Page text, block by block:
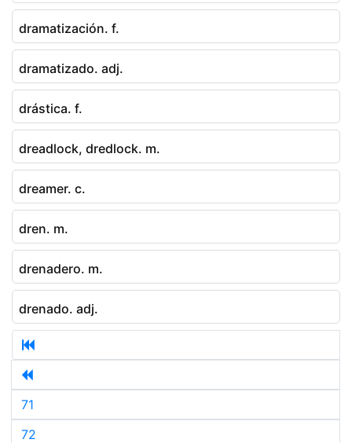
dramatización. f.
dramatizado. adj.
drástica. f.
dreadlock, dredlock. m.
dreamer. c.
dren. m.
drenadero. m.
drenado. adj.
71
72